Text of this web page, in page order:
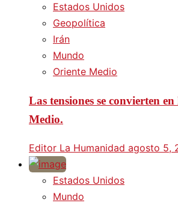
Estados Unidos
Geopolítica
Irán
Mundo
Oriente Medio
Las tensiones se convierten
Medio.
Editor La Humanidad agosto 5,
Estados Unidos
Mundo